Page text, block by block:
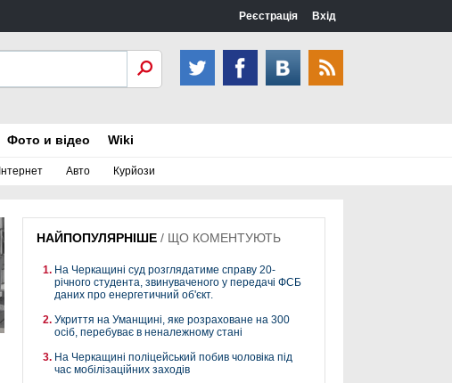
Реєстрація Вхід
Інтернет Авто Курйози
Фото и відео Wiki
НАЙПОПУЛЯРНІШЕ / ЩО КОМЕНТУЮТЬ
На Черкащині суд розглядатиме справу 20-
річного студента, звинуваченого у передачі ФСБ
даних про енергетичний об'єкт.
Укриття на Уманщині, яке розраховане на 300
осіб, перебуває в неналежному стані
На Черкащині поліцейський побив чоловіка під
час мобілізаційних заходів